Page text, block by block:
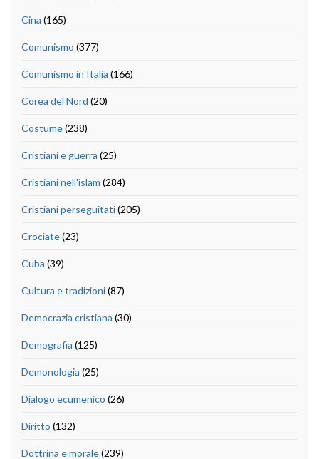
Cina (165)
Comunismo (377)
Comunismo in Italia (166)
Corea del Nord (20)
Costume(238)
Cristiani e guerra (25)
Cristiani nell'islam (284)
Cristiani perseguitati(205)
Crociate(23)
Cuba (39)
Cultura e tradizioni(87)
Democrazia cristiana (30)
Demografia (125)
Demonologia (25)
Dialogo ecumenico (26)
Diritto (132)
Dottrina e morale(239)